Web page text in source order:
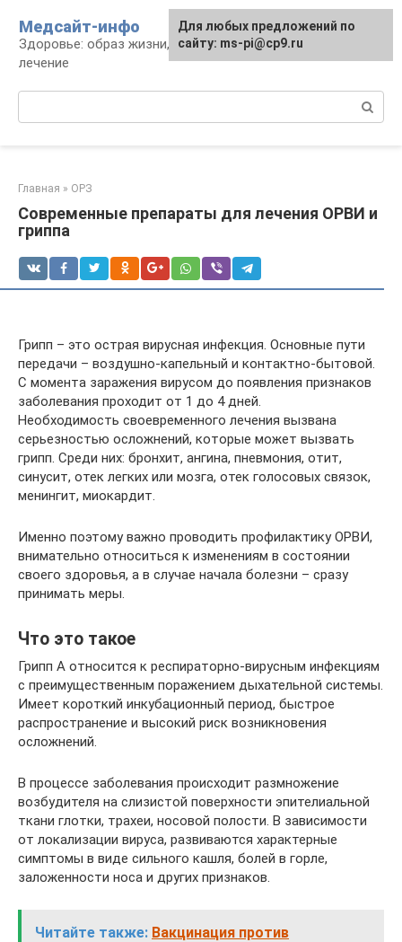
контенту
Медсайт-инфо
Здоровье: образ жизни, профилактика и
лечение
Главная » ОРЗ
Современные препараты для лечения ОРВИ и
гриппа
Грипп – это острая вирусная инфекция. Основные пути
передачи – воздушно-капельный и контактно-бытовой.
С момента заражения вирусом до появления признаков
заболевания проходит от 1 до 4 дней.
Необходимость своевременного лечения вызвана
серьезностью осложнений, которые может вызвать
грипп. Среди них: бронхит, ангина, пневмония, отит,
синусит, отек легких или мозга, отек голосовых связок,
менингит, миокардит.
Именно поэтому важно проводить профилактику ОРВИ,
внимательно относиться к изменениям в состоянии
своего здоровья, а в случае начала болезни – сразу
принимать меры.
Что это такое
Грипп А относится к респираторно-вирусным инфекциям
с преимущественным поражением дыхательной системы.
Имеет короткий инкубационный период, быстрое
распространение и высокий риск возникновения
осложнений.
В процессе заболевания происходит размножение
возбудителя на слизистой поверхности эпителиальной
ткани глотки, трахеи, носовой полости. В зависимости
от локализации вируса, развиваются характерные
симптомы в виде сильного кашля, болей в горле,
заложенности носа и других признаков.
Читайте также: Вакцинация против
Для любых предложений по
сайту: ms-pi@cp9.ru